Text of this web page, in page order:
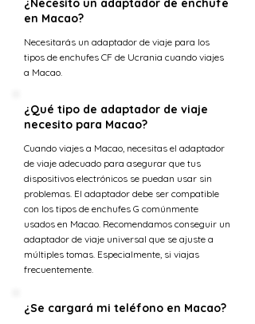
¿Necesito un adaptador de enchufe
en Macao?
Necesitarás un adaptador de viaje para los
tipos de enchufes CF de Ucrania cuando viajes
a Macao.
¿Qué tipo de adaptador de viaje
necesito para Macao?
Cuando viajes a Macao, necesitas el adaptador
de viaje adecuado para asegurar que tus
dispositivos electrónicos se puedan usar sin
problemas. El adaptador debe ser compatible
con los tipos de enchufes G comúnmente
usados en Macao. Recomendamos conseguir un
adaptador de viaje universal que se ajuste a
múltiples tomas. Especialmente, si viajas
frecuentemente.
¿Se cargará mi teléfono en Macao?